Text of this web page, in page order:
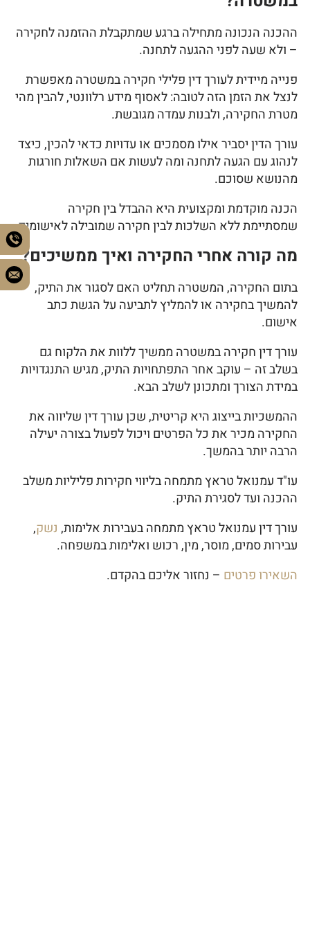
ההכנה הנכונה מתחילה ברגע שמתקבלת ההזמנה לחקירה
– ולא שעה לפני ההגעה לתחנה.
פנייה מיידית לעורך דין פלילי חקירה במשטרה מאפשרת
לנצל את הזמן הזה לטובה: לאסוף מידע רלוונטי, להבין מהי
מטרת החקירה, ולבנות עמדה מגובשת.
עורך הדין יסביר אילו מסמכים או עדויות כדאי להכין, כיצד
לנהוג עם הגעה לתחנה ומה לעשות אם השאלות חורגות
מהנושא שסוכם.
הכנה מוקדמת ומקצועית היא ההבדל בין חקירה
שמסתיימת ללא השלכות לבין חקירה שמובילה לאישומים.
מה קורה אחרי החקירה ואיך ממשיכים?
בתום החקירה, המשטרה תחליט האם לסגור את התיק,
להמשיך בחקירה או להמליץ לתביעה על הגשת כתב
אישום.
עורך דין חקירה במשטרה ממשיך ללוות את הלקוח גם
בשלב זה – עוקב אחר התפתחויות התיק, מגיש התנגדויות
במידת הצורך ומתכונן לשלב הבא.
ההמשכיות בייצוג היא קריטית, שכן עורך דין שליווה את
החקירה מכיר את כל הפרטים ויכול לפעול בצורה יעילה
הרבה יותר בהמשך.
עו"ד עמנואל טראץ מתמחה בליווי חקירות פליליות משלב
ההכנה ועד לסגירת התיק.
עורך דין עמנואל טראץ מתמחה בעבירות אלימות, נשק,
עבירות סמים, מוסר, מין, רכוש ואלימות במשפחה.
השאירו פרטים – נחזור אליכם בהקדם.